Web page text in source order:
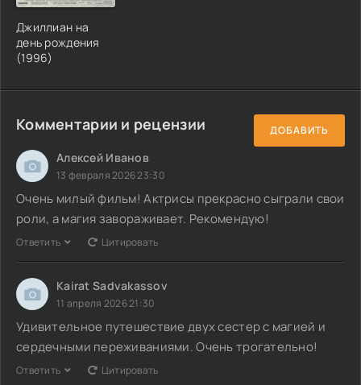
Джиллиан на
день рождения
(1996)
Комментарии и рецензии ДОБАВИТЬ
Алексей Иванов
13 февраля 2026 23:30
Очень милый фильм! Актрисы прекрасно сыграли свои
роли, а магия завораживает. Рекомендую!
Ответить Цитировать
Kairat Sadvakassov
11 апреля 2026 21:30
Удивительное путешествие двух сестер с магией и
сердечными переживаниями. Очень трогательно!
Ответить Цитировать